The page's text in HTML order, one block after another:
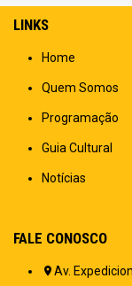
LINKS
Home
Quem Somos
Programação
Guia Cultural
Notícias
FALE CONOSCO
Av.